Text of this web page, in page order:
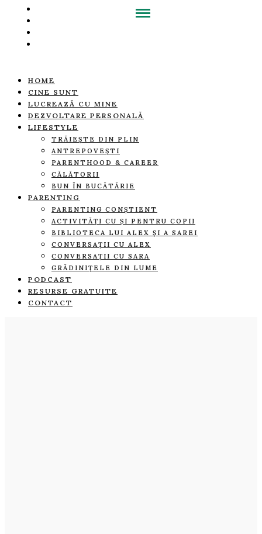
HOME
CINE SUNT
LUCREAZĂ CU MINE
DEZVOLTARE PERSONALĂ
LIFESTYLE
TRĂIEȘTE DIN PLIN
ANTREPOVEȘTI
PARENTHOOD & CAREER
CĂLĂTORII
BUN ÎN BUCĂTĂRIE
PARENTING
PARENTING CONȘTIENT
ACTIVITĂȚI CU ȘI PENTRU COPII
BIBLIOTECA LUI ALEX ȘI A SAREI
CONVERSAȚII CU ALEX
CONVERSAȚII CU SARA
GRĂDINIȚELE DIN LUME
PODCAST
RESURSE GRATUITE
CONTACT